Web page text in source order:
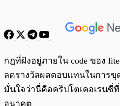
พร้อมเล่น
กฎที่ฝังอยู่ภายใน code ของ
ลดรางวัลผลตอบแทนในการขุ
มั่นใจว่านี่คือคริปโตเคอเรนซี่
อนาคต